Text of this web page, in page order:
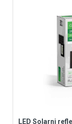
LED Solarni